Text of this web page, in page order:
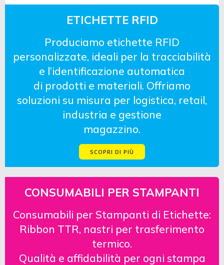
ETICHETTE RFID
Produciamo etichette RFID
personalizzate, ideali per la tracciabilità
e l’identificazione automatica
di prodotti e materiali. Offriamo
soluzioni su misura per logistica, retail,
industria e gestione
magazzino.
SCOPRI DI PIÙ
CONSUMABILI PER STAMPANTI
Consumabili per Stampanti di Etichette:
Ribbon TTR, nastri per trasferimento
termico.
Qualità e affidabilità per ogni stampa